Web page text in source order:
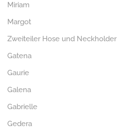
Miriam
Margot
Zweiteiler Hose und Neckholder
Gatena
Gaurie
Galena
Gabrielle
Gedera